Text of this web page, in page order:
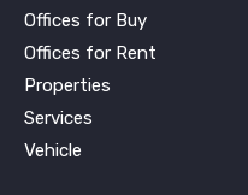
Offices for Buy
Offices for Rent
Properties
Services
Vehicle